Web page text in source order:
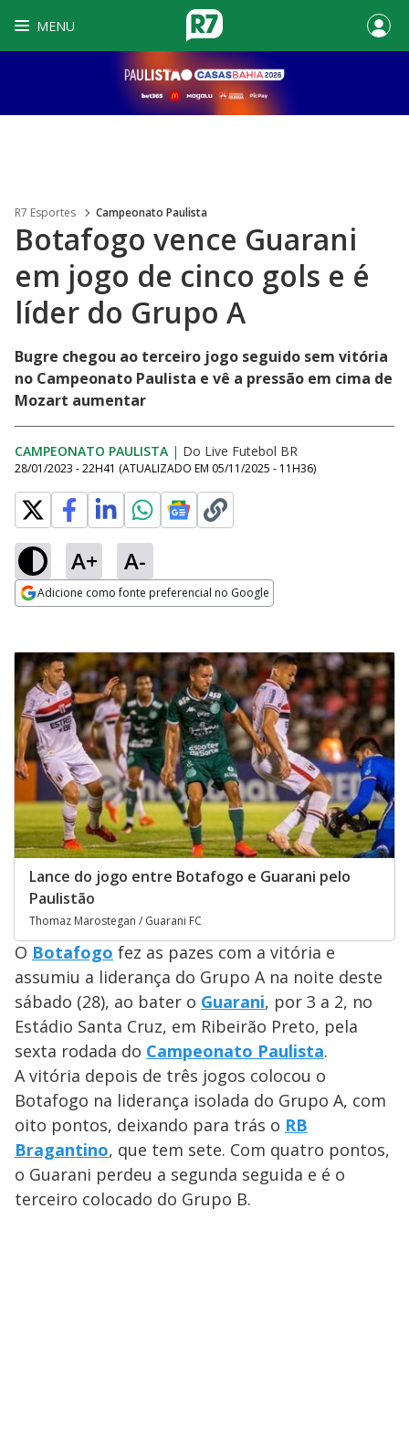
MENU
R7 Esportes Campeonato Paulista
Botafogo vence Guarani
em jogo de cinco gols e é
líder do Grupo A
Bugre chegou ao terceiro jogo seguido sem vitória
no Campeonato Paulista e vê a pressão em cima de
Mozart aumentar
CAMPEONATO PAULISTA | Do Live Futebol BR
28/01/2023 - 22H41 (ATUALIZADO EM 05/11/2025 - 11H36)
A+ A-
Adicione como fonte preferencial no Google
Lance do jogo entre Botafogo e Guarani pelo
Paulistão
Thomaz Marostegan / Guarani FC
O Botafogo fez as pazes com a vitória e
assumiu a liderança do Grupo A na noite deste
sábado (28), ao bater o Guarani, por 3 a 2, no
Estádio Santa Cruz, em Ribeirão Preto, pela
sexta rodada do Campeonato Paulista.
A vitória depois de três jogos colocou o
Botafogo na liderança isolada do Grupo A, com
oito pontos, deixando para trás o RB
Bragantino, que tem sete. Com quatro pontos,
o Guarani perdeu a segunda seguida e é o
terceiro colocado do Grupo B.